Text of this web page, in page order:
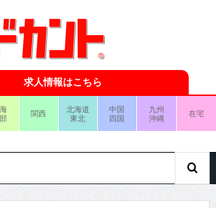
求人情報はこちら
関西
北海道
東北
中国
四国
九州
沖縄
在宅